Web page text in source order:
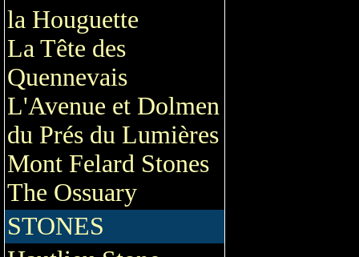
la Houguette
La Tête des
Quennevais
L'Avenue et Dolmen
du Prés du Lumières
Mont Felard Stones
The Ossuary
STONES